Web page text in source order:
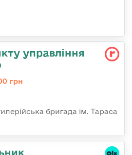
управління
грн
бригада ім. Тараса